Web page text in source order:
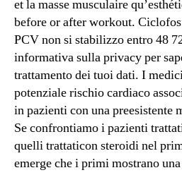
et la masse musculaire
before or after workout.
PCV non si stabilizzo entro 48
informativa sulla privacy per
trattamento dei tuoi dati. I
potenziale rischio cardiaco
in pazienti con una preesistente
Se confrontiamo i pazienti
quelli trattaticon steroidi nel
emerge che i primi mostrano